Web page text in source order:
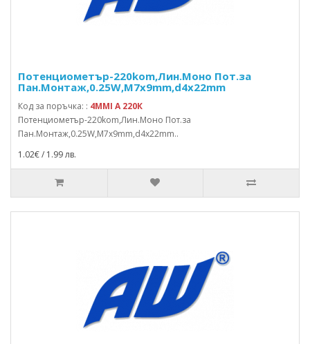
Потенциометър-220kom,Лин.Моно Пот.за
Пан.Монтаж,0.25W,M7x9mm,d4x22mm
Код за поръчка: : 4MMI A 220К
Потенциометър-220kom,Лин.Моно Пот.за
Пан.Монтаж,0.25W,M7x9mm,d4x22mm..
1.02€ / 1.99 лв.